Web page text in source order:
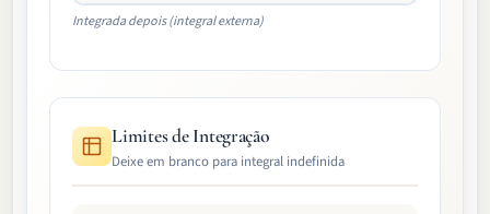
Integrada depois (integral externa)
Limites de Integração
Deixe em branco para integral indefinida